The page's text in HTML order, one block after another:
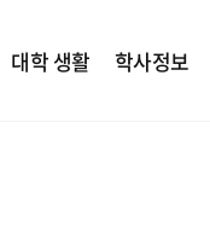
대학 생활 학사정보